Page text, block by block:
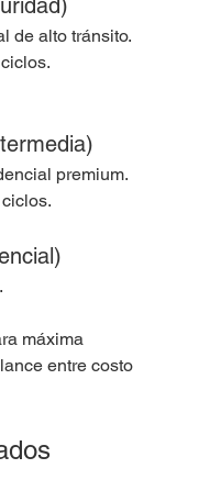
de alto tránsito.
premium.
máxima
entre costo